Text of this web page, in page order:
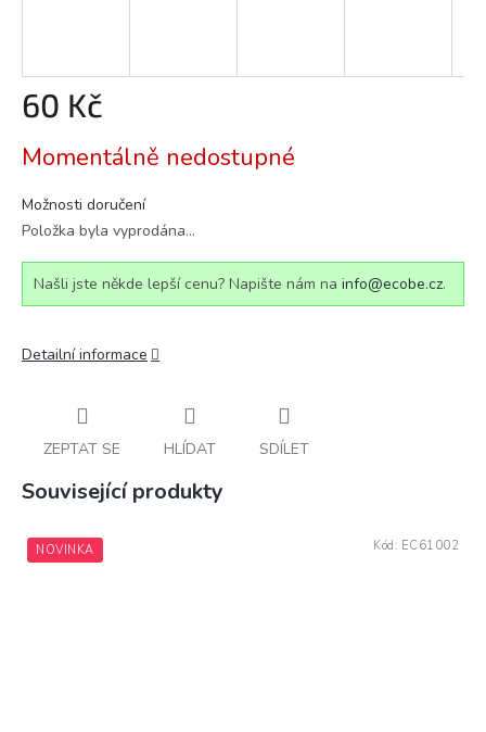
60 Kč
cena:
Momentálně nedostupné
Možnosti doručení
Položka byla vyprodána…
Našli jste někde lepší cenu? Napište nám na info@ecobe.cz.
Detailní informace
ZEPTAT SE HLÍDAT SDÍLET
Související produkty
NOVINKA Kód: EC61002